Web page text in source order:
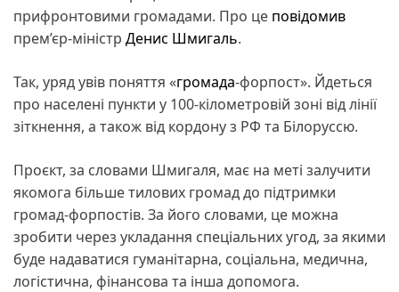
прифронтовими громадами. Про це повідомив
прем’єр-міністр Денис Шмигаль.
Так, уряд увів поняття «громада-форпост». Йдеться
про населені пункти у 100-кілометровій зоні від лінії
зіткнення, а також від кордону з РФ та Білоруссю.
Проєкт, за словами Шмигаля, має на меті залучити
якомога більше тилових громад до підтримки
громад-форпостів. За його словами, це можна
зробити через укладання спеціальних угод, за якими
буде надаватися гуманітарна, соціальна, медична,
логістична, фінансова та інша допомога.